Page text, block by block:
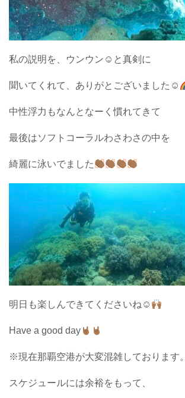
私の説明を、ウンウン☺︎と真剣に
聞いてくれて、ありがとございました☺︎
中性浮力もなんとなーく慣れてきて
最後はソフトコーラルわさわさの中を
綺麗に泳いでました
明日も楽しんできてくださいね☺︎
Have a good day
※現在那覇空港が大変混雑しております。
スケジュールには余裕をもって、